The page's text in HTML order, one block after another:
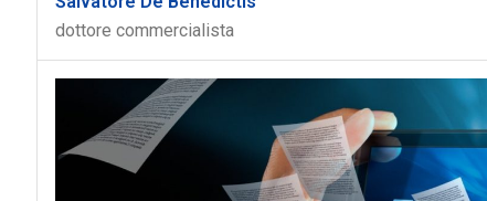
dottore commercialista